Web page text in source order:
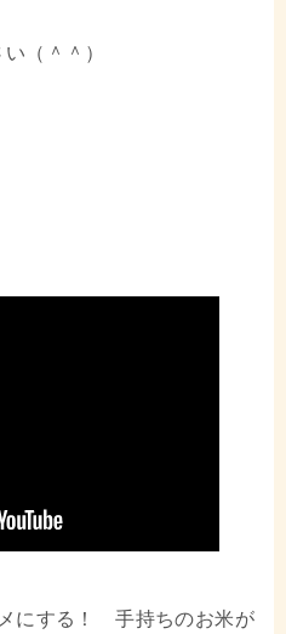
（＾＾）
にする！ 手持ちのお米が